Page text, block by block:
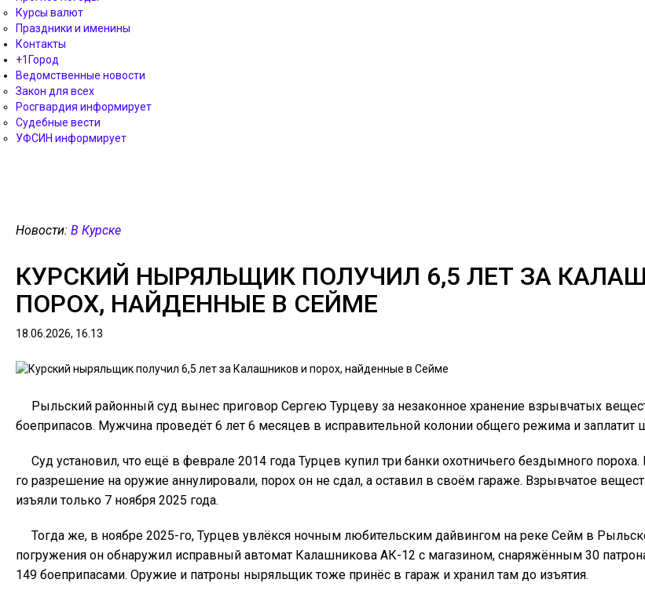
Курсы валют
Праздники и именины
Контакты
+1Город
Ведомственные новости
Закон для всех
Росгвардия информирует
Судебные вести
УФСИН информирует
Новости: В Курске
КУРСКИЙ НЫРЯЛЬЩИК ПОЛУЧИЛ 6,5 ЛЕТ ЗА
ПОРОХ, НАЙДЕННЫЕ В СЕЙМЕ
18.06.2026, 16.13
Рыльский районный суд вынес приговор Сергею Турцеву за незаконное хранение взрывчатых
боеприпасов. Мужчина проведёт 6 лет 6 месяцев в исправительной колонии общего режима и заплатит
Суд установил, что ещё в феврале 2014 года Турцев купил три банки охотничьего бездымного
го разрешение на оружие аннулировали, порох он не сдал, а оставил в своём гараже. Взрывчатое
изъяли только 7 ноября 2025 года.
Тогда же, в ноябре 2025-го, Турцев увлёкся ночным любительским дайвингом на реке Сейм в
погружения он обнаружил исправный автомат Калашникова АК-12 с магазином, снаряжённым 30
149 боеприпасами. Оружие и патроны ныряльщик тоже принёс в гараж и хранил там до изъятия.